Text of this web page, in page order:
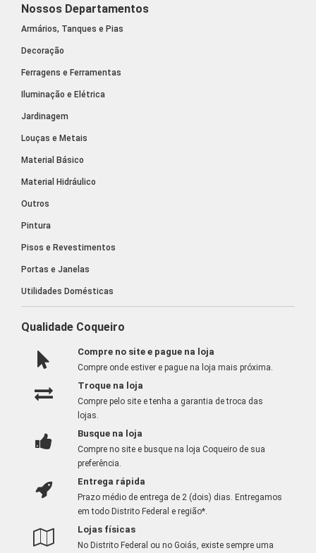
Nossos Departamentos
Armários, Tanques e Pias
Decoração
Ferragens e Ferramentas
Iluminação e Elétrica
Jardinagem
Louças e Metais
Material Básico
Material Hidráulico
Outros
Pintura
Pisos e Revestimentos
Portas e Janelas
Utilidades Domésticas
Qualidade Coqueiro
Compre no site e pague na loja
Compre onde estiver e pague na loja mais próxima.
Troque na loja
Compre pelo site e tenha a garantia de troca das
lojas.
Busque na loja
Compre no site e busque na loja Coqueiro de sua
preferência.
Entrega rápida
Prazo médio de entrega de 2 (dois) dias. Entregamos
em todo Distrito Federal e região*.
Lojas físicas
No Distrito Federal ou no Goiás, existe sempre uma